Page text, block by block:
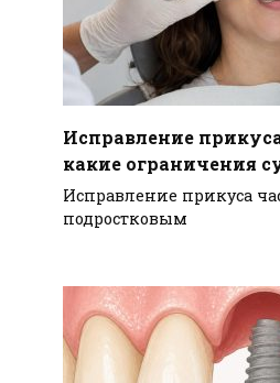
Исправление
какие ограничения
Исправление прикуса
подростковым